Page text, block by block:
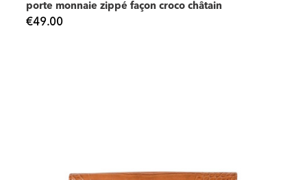
porte monnaie zippé façon croco châtain
€49.00